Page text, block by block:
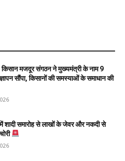
किसान मजदूर संगठन ने मुख्यमंत्री के नाम 9
सौंपा, किसानों की समस्याओं के समाधान की
शादी समारोह से लाखों के जेवर और नकदी से